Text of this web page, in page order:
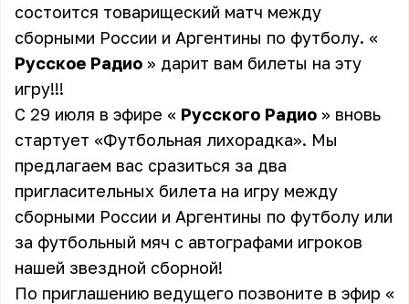
состоится товарищеский матч между
сборными России и Аргентины по футболу. «
Русское Радио » дарит вам билеты на эту
игру!!!
С 29 июля в эфире « Русского Радио » вновь
стартует «Футбольная лихорадка». Мы
предлагаем вас сразиться за два
пригласительных билета на игру между
сборными России и Аргентины по футболу или
за футбольный мяч с автографами игроков
нашей звездной сборной!
По приглашению ведущего позвоните в эфир «